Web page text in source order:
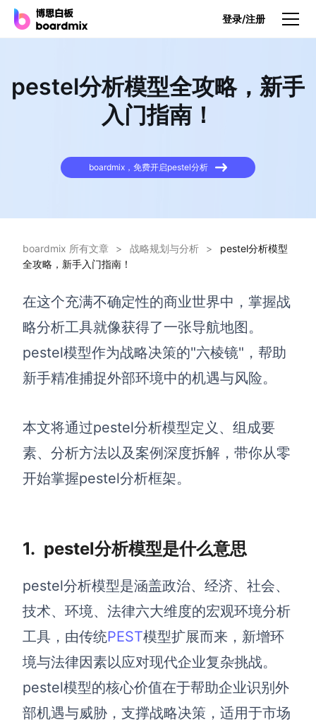
登录/注册
产品
博思白板
博思白板SDK
博思白板离线版
博思设计
一体化产品设计工具
博思AIPPT
AI生成PPT，支持在线编辑
资源与下载
向团队介绍
博思白板boardmix
下载
解决方案
高效协作
在线绘图
pestel分析模型全攻略，新手
入门指南！
boardmix，免费开启pestel分析
boardmix 所有文章 > 战略规划与分析 >
pestel分析模型
全攻略，新手入门指南！
在这个充满不确定性的商业世界中，掌握战
略分析工具就像获得了一张导航地图。
pestel模型作为战略决策的"六棱镜"，帮助
新手精准捕捉外部环境中的机遇与风险。
本文将通过pestel分析模型定义、组成要
素、分析方法以及案例深度拆解，带你从零
开始掌握pestel分析框架。
1. pestel分析模型是什么意思
pestel分析模型是涵盖政治、经济、社会、
技术、环境、法律六大维度的宏观环境分析
工具，由传统PEST模型扩展而来，新增环
境与法律因素以应对现代企业复杂挑战。
pestel模型的核心价值在于帮助企业识别外
部机遇与威胁，支撑战略决策，适用于市场